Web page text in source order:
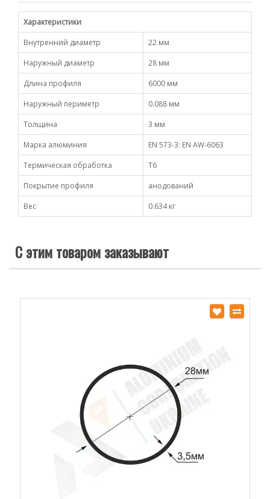
Характеристики
Внутренний диаметр
22 мм
Наружный диаметр
28 мм
Длина профиля
6000 мм
Наружный периметр
0.088 мм
Толщина
3 мм
Марка алюминия
EN 573-3: EN AW-6063
Термическая обработка
Т6
Покрытие профиля
анодований
Вес
0.634 кг
С этим товаром заказывают